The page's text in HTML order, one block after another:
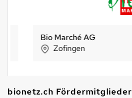
Bio Marché AG
Zofingen
bionetz.ch Fördermitglieder